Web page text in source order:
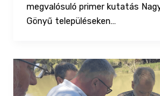
megvalósuló primer kutatás
Gönyű településeken…